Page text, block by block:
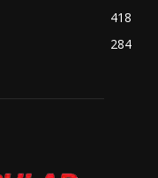
418
284